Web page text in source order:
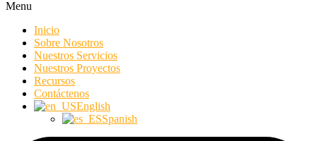
Menu
Inicio
Sobre Nosotros
Nuestros Servicios
Nuestros Proyectos
Recursos
Contáctenos
English
Spanish